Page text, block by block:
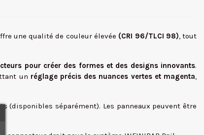
une qualité de couleur élevée (CRI 96/TLCI 98), tout
pour créer des formes et des designs innovants.
un réglage précis des nuances vertes et magenta,
(disponibles séparément). Les panneaux peuvent être